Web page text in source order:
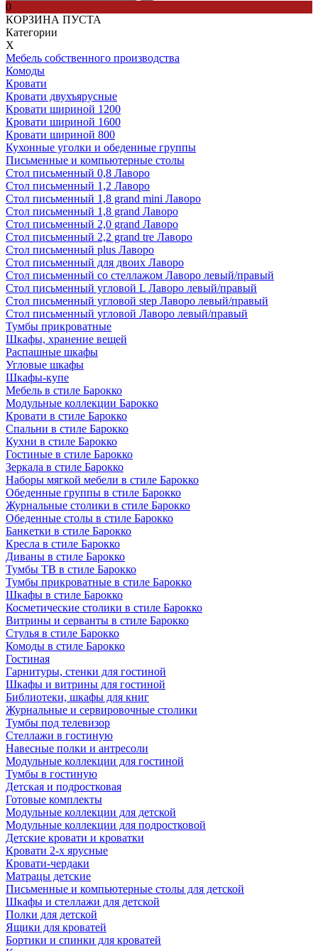
0
КОРЗИНА ПУСТА
Категории
Х
Мебель собственного производства
Комоды
Кровати
Кровати двухъярусные
Кровати шириной 1200
Кровати шириной 1600
Кровати шириной 800
Кухонные уголки и обеденные группы
Письменные и компьютерные столы
Стол письменный 0,8 Лаворо
Стол письменный 1,2 Лаворо
Стол письменный 1,8 grand mini Лаворо
Стол письменный 1,8 grand Лаворо
Стол письменный 2,0 grand Лаворо
Стол письменный 2,2 grand tre Лаворо
Стол письменный plus Лаворо
Стол письменный для двоих Лаворо
Стол письменный со стеллажом Лаворо левый/правый
Стол письменный угловой L Лаворо левый/правый
Стол письменный угловой step Лаворо левый/правый
Стол письменный угловой Лаворо левый/правый
Тумбы прикроватные
Шкафы, хранение вещей
Распашные шкафы
Угловые шкафы
Шкафы-купе
Мебель в стиле Барокко
Модульные коллекции Барокко
Кровати в стиле Барокко
Спальни в стиле Барокко
Кухни в стиле Барокко
Гостиные в стиле Барокко
Зеркала в стиле Барокко
Наборы мягкой мебели в стиле Барокко
Обеденные группы в стиле Барокко
Журнальные столики в стиле Барокко
Обеденные столы в стиле Барокко
Банкетки в стиле Барокко
Кресла в стиле Барокко
Диваны в стиле Барокко
Тумбы ТВ в стиле Барокко
Тумбы прикроватные в стиле Барокко
Шкафы в стиле Барокко
Косметические столики в стиле Барокко
Витрины и серванты в стиле Барокко
Стулья в стиле Барокко
Комоды в стиле Барокко
Гостиная
Гарнитуры, стенки для гостиной
Шкафы и витрины для гостиной
Библиотеки, шкафы для книг
Журнальные и сервировочные столики
Тумбы под телевизор
Стеллажи в гостиную
Навесные полки и антресоли
Модульные коллекции для гостиной
Тумбы в гостиную
Детская и подростковая
Готовые комплекты
Модульные коллекции для детской
Модульные коллекции для подростковой
Детские кровати и кроватки
Кровати 2-х ярусные
Кровати-чердаки
Матрацы детские
Письменные и компьютерные столы для детской
Шкафы и стеллажи для детской
Полки для детской
Ящики для кроватей
Бортики и спинки для кроватей